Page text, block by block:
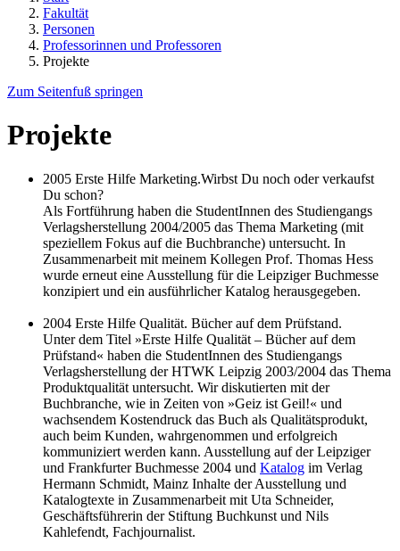
Fakultät
Personen
Professorinnen und Professoren
Projekte
Zum Seitenfuß springen
Projekte
2005 Erste Hilfe Marketing.Wirbst Du noch oder verkaufst
Du schon?
Als Fortführung haben die StudentInnen des Studiengangs
Verlagsherstellung 2004/2005 das Thema Marketing (mit
speziellem Fokus auf die Buchbranche) untersucht. In
Zusammenarbeit mit meinem Kollegen Prof. Thomas Hess
wurde erneut eine Ausstellung für die Leipziger Buchmesse
konzipiert und ein ausführlicher Katalog herausgegeben.
2004 Erste Hilfe Qualität. Bücher auf dem Prüfstand.
Unter dem Titel »Erste Hilfe Qualität – Bücher auf dem
Prüfstand« haben die StudentInnen des Studiengangs
Verlagsherstellung der HTWK Leipzig 2003/2004 das Thema
Produktqualität untersucht. Wir diskutierten mit der
Buchbranche, wie in Zeiten von »Geiz ist Geil!« und
wachsendem Kostendruck das Buch als Qualitätsprodukt,
auch beim Kunden, wahrgenommen und erfolgreich
kommuniziert werden kann. Ausstellung auf der Leipziger
und Frankfurter Buchmesse 2004 und Katalog im Verlag
Hermann Schmidt, Mainz Inhalte der Ausstellung und
Katalogtexte in Zusammenarbeit mit Uta Schneider,
Geschäftsführerin der Stiftung Buchkunst und Nils
Kahlefendt, Fachjournalist.